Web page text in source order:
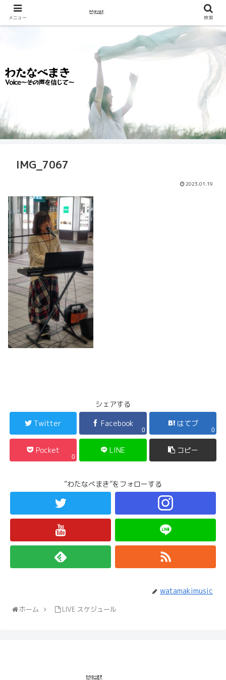
IMG_7067
2023.01.19
シェアする
Twitter
Facebook
0
はてブ
0
Pocket
0
LINE コピー
”わたなべまき”をフォローする
watamakimusic
ホーム LIVE スケジュール
メニュー 検索